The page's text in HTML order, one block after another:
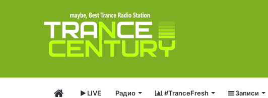
ГлавнаяLIVE Радио #TranceFresh Записи